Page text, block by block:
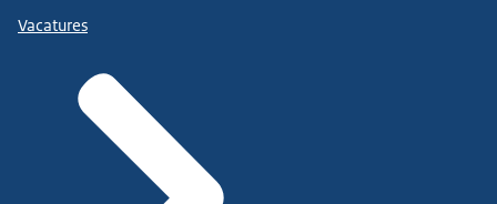
Vacatures